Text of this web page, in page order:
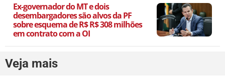
Ex-governador do MT e dois
desembargadores são alvos da PF
sobre esquema de R$ R$ 308 milhões
em contrato com a OI
Veja mais